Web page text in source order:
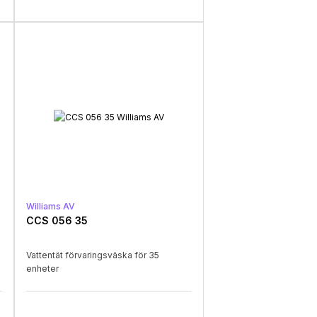
Williams AV
CCS 056 35
Vattentät förvaringsväska för 35
enheter